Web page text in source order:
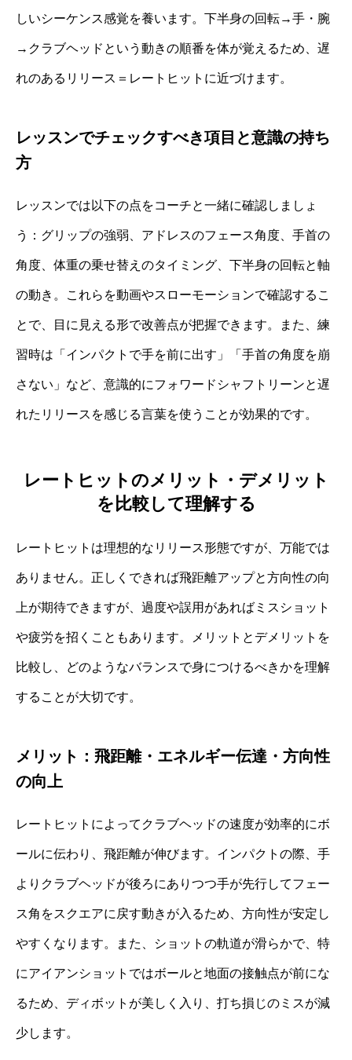
しいシーケンス感覚を養います。下半身の回転→手・腕
→クラブヘッドという動きの順番を体が覚えるため、遅
れのあるリリース＝レートヒットに近づけます。
レッスンでチェックすべき項目と意識の持ち
方
レッスンでは以下の点をコーチと一緒に確認しましょ
う：グリップの強弱、アドレスのフェース角度、手首の
角度、体重の乗せ替えのタイミング、下半身の回転と軸
の動き。これらを動画やスローモーションで確認するこ
とで、目に見える形で改善点が把握できます。また、練
習時は「インパクトで手を前に出す」「手首の角度を崩
さない」など、意識的にフォワードシャフトリーンと遅
れたリリースを感じる言葉を使うことが効果的です。
レートヒットのメリット・デメリット
を比較して理解する
レートヒットは理想的なリリース形態ですが、万能では
ありません。正しくできれば飛距離アップと方向性の向
上が期待できますが、過度や誤用があればミスショット
や疲労を招くこともあります。メリットとデメリットを
比較し、どのようなバランスで身につけるべきかを理解
することが大切です。
メリット：飛距離・エネルギー伝達・方向性
の向上
レートヒットによってクラブヘッドの速度が効率的にボ
ールに伝わり、飛距離が伸びます。インパクトの際、手
よりクラブヘッドが後ろにありつつ手が先行してフェー
ス角をスクエアに戻す動きが入るため、方向性が安定し
やすくなります。また、ショットの軌道が滑らかで、特
にアイアンショットではボールと地面の接触点が前にな
るため、ディボットが美しく入り、打ち損じのミスが減
少します。